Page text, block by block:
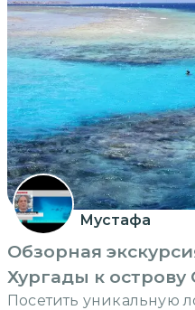
Мустафа
Обзорная
Хургады к
Посетить уникальную